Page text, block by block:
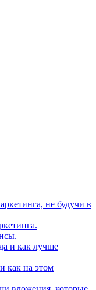
не будучи в
и как лучше
как на этом